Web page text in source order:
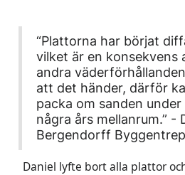
“Plattorna har börjat
vilket är en konsekvens
andra
att det händer, därför
packa om sanden
några års mellanrum.” -
Bergendorff
Daniel lyfte bort alla plattor